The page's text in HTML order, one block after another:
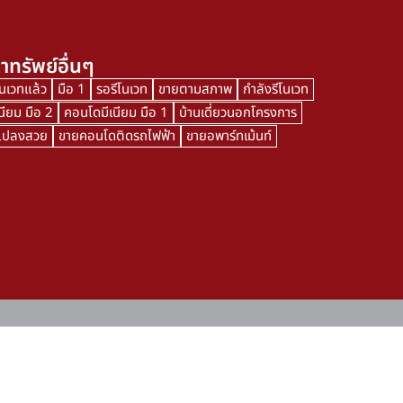
ทรัพย์อื่นๆ
เวทแล้ว มือ 1 รอรีโนเวท ขายตามสภาพ กำลังรีโนเวท
ยม มือ 2
คอนโดมีเนียม มือ 1
บ้านเดี่ยวนอกโครงการ
ลงสวย
ขายคอนโดติดรถไฟฟ้า ขายอพาร์ทเม้นท์